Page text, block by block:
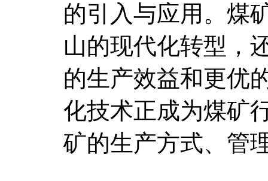
的引入与应用。煤
山的现代化转型，
的生产效益和更优
化技术正成为煤矿
矿的生产方式、管